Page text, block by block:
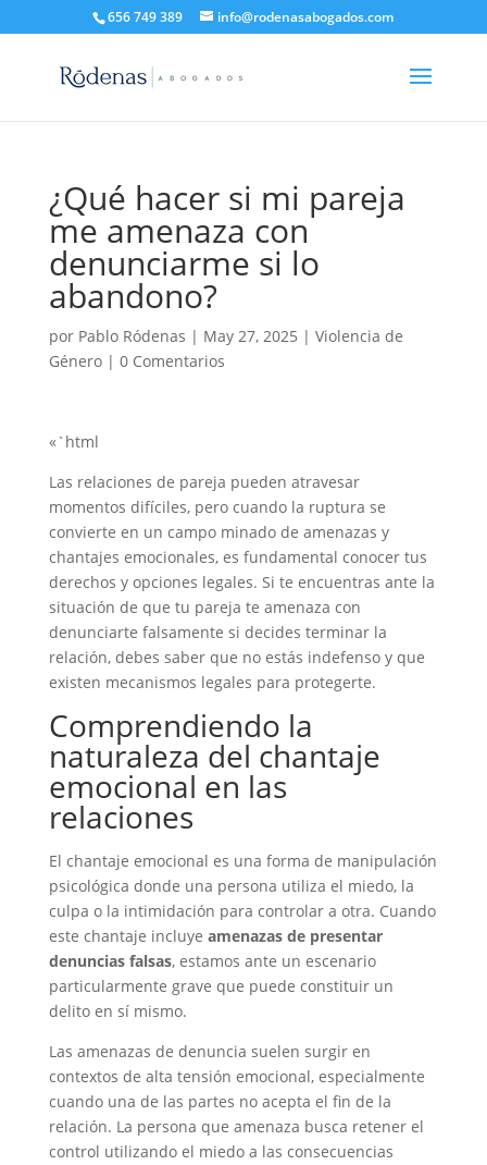
656 749 389 info@rodenasabogados.com
¿Qué hacer si mi pareja
me amenaza con
denunciarme si lo
abandono?
por Pablo Ródenas | May 27, 2025 | Violencia de
Género| 0 Comentarios
«`html
Las relaciones de pareja pueden atravesar
momentos difíciles, pero cuando la ruptura se
convierte en un campo minado de amenazas y
chantajes emocionales, es fundamental conocer tus
derechos y opciones legales. Si te encuentras ante la
situación de que tu pareja te amenaza con
denunciarte falsamente si decides terminar la
relación, debes saber que no estás indefenso y que
existen mecanismos legales para protegerte.
Comprendiendo la
naturaleza del chantaje
emocional en las
relaciones
El chantaje emocional es una forma de manipulación
psicológica donde una persona utiliza el miedo, la
culpa o la intimidación para controlar a otra. Cuando
este chantaje incluye amenazas de presentar
denuncias falsas, estamos ante un escenario
particularmente grave que puede constituir un
delito en sí mismo.
Las amenazas de denuncia suelen surgir en
contextos de alta tensión emocional, especialmente
cuando una de las partes no acepta el fin de la
relación. La persona que amenaza busca retener el
control utilizando el miedo a las consecuencias